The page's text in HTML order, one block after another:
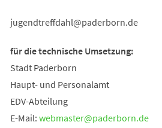
jugendtreffdahl paderborn de
für die technische Umsetzung:
Stadt Paderborn
Haupt- und Personalamt
EDV-Abteilung
E-Mail: webmaster paderborn de